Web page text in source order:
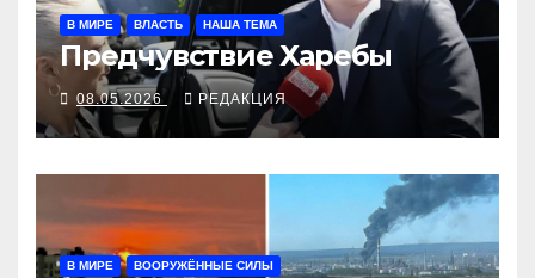
В МИРЕ ВЛАСТЬ НАША ТЕМА
Предчувствие Харебы
08.05.2026 РЕДАКЦИЯ
В МИРЕ ВООРУЖЁННЫЕ СИЛЫ